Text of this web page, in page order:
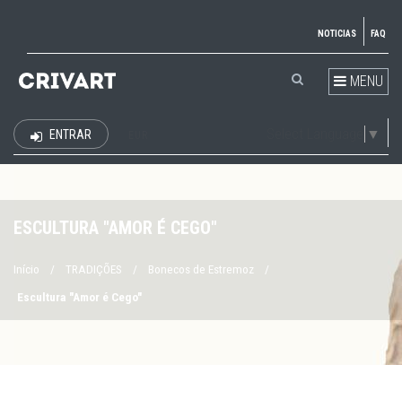
NOTICIAS FAQ
MENU
▼
ENTRAR
ESCULTURA "AMOR É CEGO"
Início / TRADIÇÕES / Bonecos de Estremoz /
Escultura "Amor é Cego"